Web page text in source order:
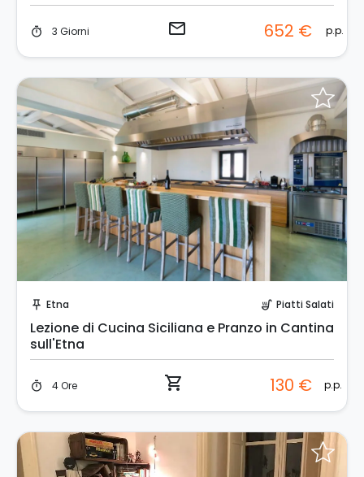
timer 3 Giorni email 652 € p.p.
push_pin Etna soup_kitchen Piatti Salati
Lezione di Cucina Siciliana e Pranzo in Cantina
sull'Etna
timer 4 Ore shopping_cart 130 € p.p.